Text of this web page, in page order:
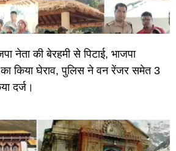
नेता की बेरहमी से पिटाई, भाजपा
का किया घेराव, पुलिस ने वन रेंजर समेत 3
दर्ज।